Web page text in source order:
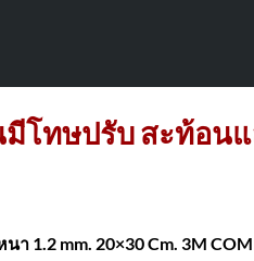
โทษปรับ สะท้อนแ
1.2 mm. 20×30 Cm. 3M